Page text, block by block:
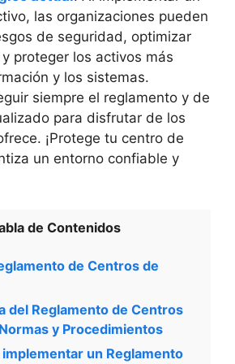
las organizaciones pueden
de seguridad, optimizar
proteger los activos más
y los sistemas.
siempre el reglamento y de
para disfrutar de los
¡Protege tu centro de
un entorno confiable y
de Contenidos
de Centros de
del Reglamento de Centros
y Procedimientos
un Reglamento